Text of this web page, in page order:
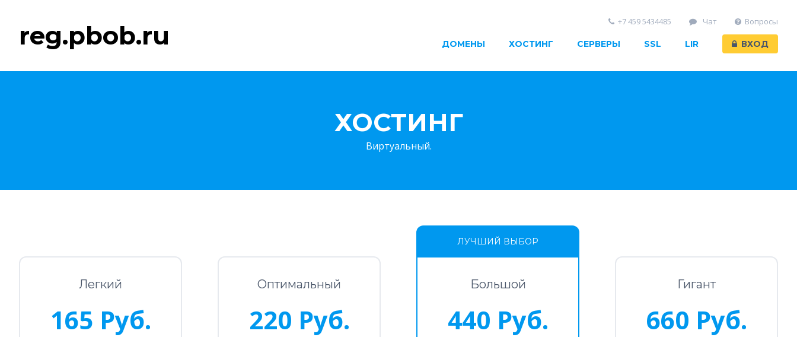
reg.pbob.ru ДОМЕНЫ ХОСТИНГ СЕРВЕРЫ SSL LIR ВХОД
+7 459 5434485 Чат Вопросы
ХОСТИНГ
Виртуальный.
Легкий
165 Руб.
Оптимальный
220 Руб.
ЛУЧШИЙ ВЫБОР
Большой
440 Руб.
Гигант
660 Руб.